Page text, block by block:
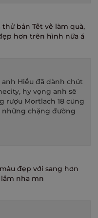
bản Tết về làm quà,
hơn trên hình nữa á
Hiếu đã dành chút
hy vọng anh sẽ
rượu Mortlach 18 cũng
chặng đường
đẹp với sang hơn
nha mn